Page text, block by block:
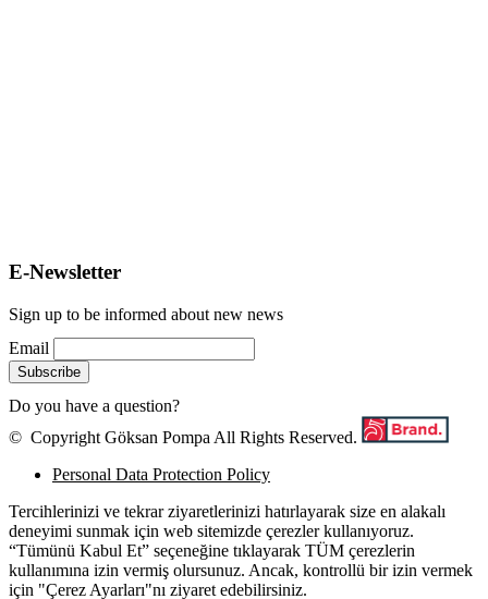
E-Newsletter
Sign up to be informed about new news
Email
Do you have a question?
© Copyright Göksan Pompa All Rights Reserved.
Personal Data Protection Policy
Tercihlerinizi ve tekrar ziyaretlerinizi hatırlayarak size en alakalı
deneyimi sunmak için web sitemizde çerezler kullanıyoruz.
“Tümünü Kabul Et” seçeneğine tıklayarak TÜM çerezlerin
kullanımına izin vermiş olursunuz. Ancak, kontrollü bir izin vermek
için "Çerez Ayarları"nı ziyaret edebilirsiniz.